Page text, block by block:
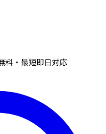
料・最短即日対応